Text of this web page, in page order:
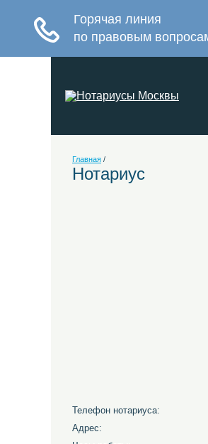
Главная /
Нотариус
Телефон нотариуса:
Адрес: